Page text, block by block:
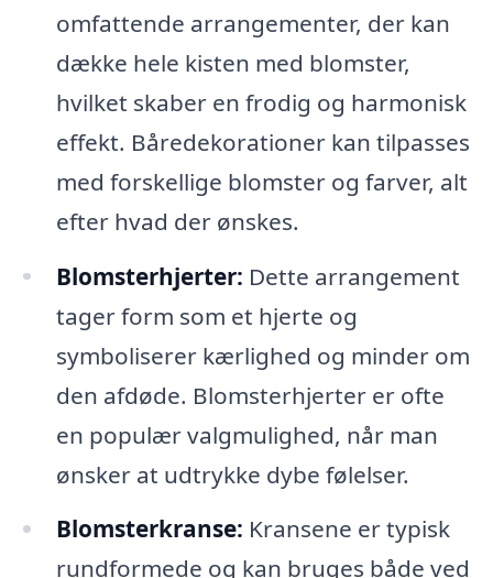
omfattende arrangementer, der kan
dække hele kisten med blomster,
hvilket skaber en frodig og harmonisk
effekt. Båredekorationer kan tilpasses
med forskellige blomster og farver, alt
efter hvad der ønskes.
Blomsterhjerter: Dette arrangement
tager form som et hjerte og
symboliserer kærlighed og minder om
den afdøde. Blomsterhjerter er ofte
en populær valgmulighed, når man
ønsker at udtrykke dybe følelser.
Blomsterkranse: Kransene er typisk
rundformede og kan bruges både ved